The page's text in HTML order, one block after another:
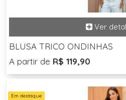
BLUSA TRICO ONDINHAS
A partir de R$ 119,90
Em destaque